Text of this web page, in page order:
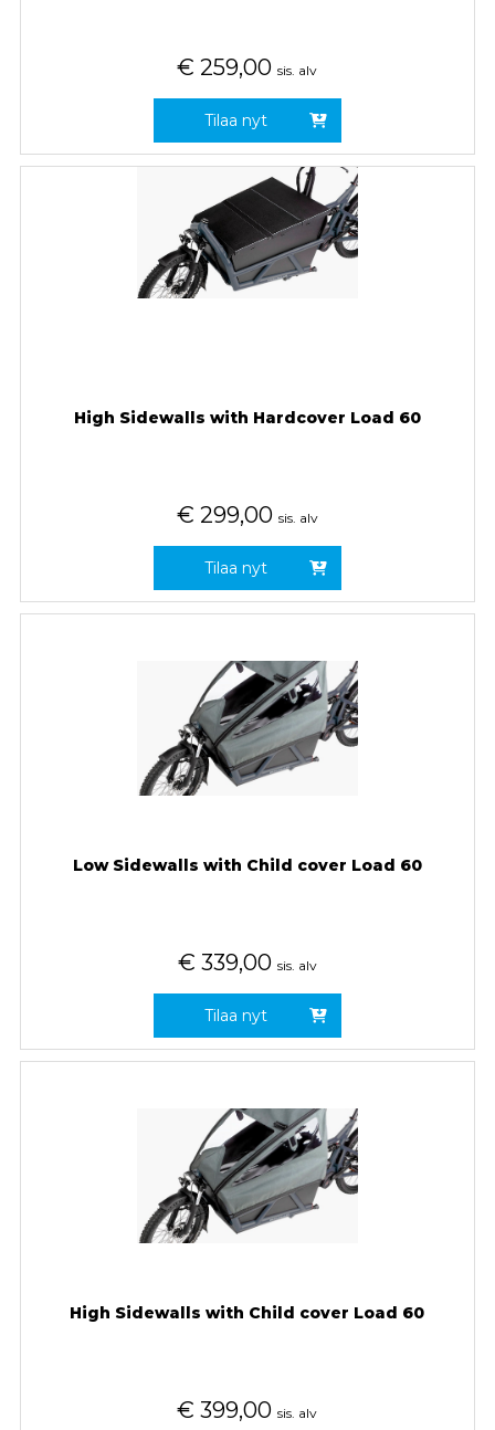
€ 259,00 sis. alv
Tilaa nyt
High Sidewalls with Hardcover Load 60
€ 299,00 sis. alv
Tilaa nyt
Low Sidewalls with Child cover Load 60
€ 339,00 sis. alv
Tilaa nyt
High Sidewalls with Child cover Load 60
€ 399,00 sis. alv